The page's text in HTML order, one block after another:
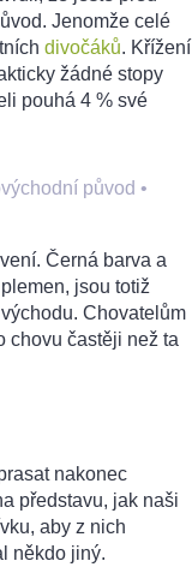
Jenomže celé
divočáků. Křížení
žádné stopy
pouhá 4 % své
původ •
Černá barva a
jsou totiž
Chovatelům
chovu častěji než ta
nakonec
představu, jak naši
aby z nich
někdo jiný.